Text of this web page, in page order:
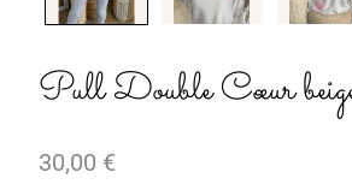
Pull Double Cœur
30,00 €